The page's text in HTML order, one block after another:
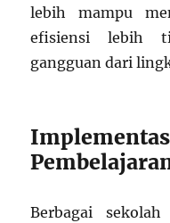
lebih mampu
efisiensi lebih
gangguan dari
Berbagai